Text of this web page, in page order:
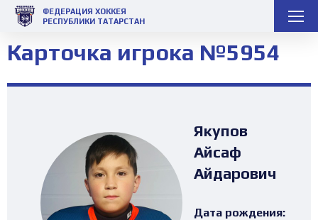
ФЕДЕРАЦИЯ ХОККЕЯ
РЕСПУБЛИКИ ТАТАРСТАН
Карточка игрока №5954
Якупов
Айсаф
Айдарович
Дата рождения: